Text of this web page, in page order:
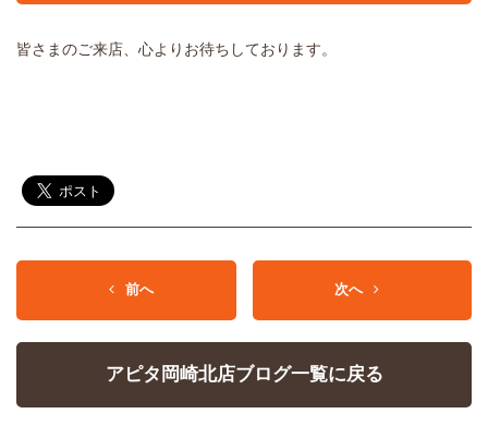
皆さまのご来店、心よりお待ちしております。
前へ 次へ
アピタ岡崎北店ブログ一覧に戻る